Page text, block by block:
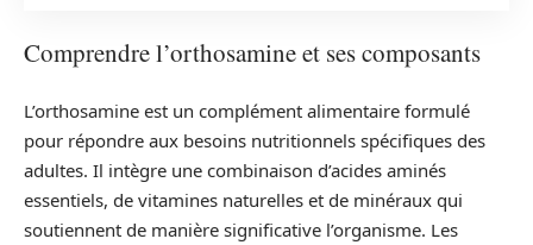
Comprendre l’orthosamine et ses composants
L’orthosamine est un complément alimentaire formulé
pour répondre aux besoins nutritionnels spécifiques des
adultes. Il intègre une combinaison d’acides aminés
essentiels, de vitamines naturelles et de minéraux qui
soutiennent de manière significative l’organisme. Les